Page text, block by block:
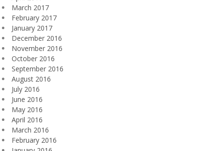
March 2017
February 2017
January 2017
December 2016
November 2016
October 2016
September 2016
August 2016
July 2016
June 2016
May 2016
April 2016
March 2016
February 2016